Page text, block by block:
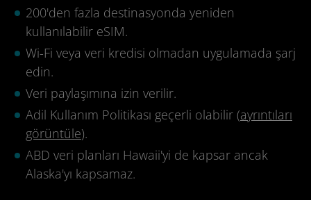
200'den fazla destinasyonda yeniden
kullanılabilir eSIM.
Wi-Fi veya veri kredisi olmadan uygulamada şarj
edin.
Veri paylaşımına izin verilir.
Adil Kullanım Politikası geçerli olabilir (ayrıntıları
görüntüle).
ABD veri planları Hawaii'yi de kapsar ancak
Alaska'yı kapsamaz.